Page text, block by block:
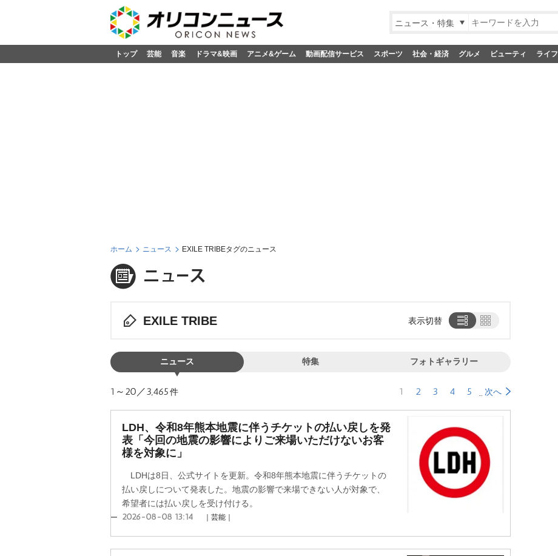
ニュース・特集
トップ 芸能 音楽 ドラマ&映画 アニメ&ゲーム 動画配信サービス スポーツ 社会・経済 グルメ ビューティ ライフ
ホーム ニュース EXILE TRIBEタグのニュース
EXILE TRIBE 表示切替
ニュース 特集 フォトギャラリー
1～20／3,465件 1 2 3 4 5 次へ
LDH、令和8年熊本地震に伴うチケットの払い戻しを発
表「今回の地震の影響によりご来場いただけないお客
様を対象に」
LDHは8日、公式サイトを更新。令和8年熊本地震に伴うチケットの
払い戻しについて発表した。地震の影響で来場できない人が対象で、
希望者には払い戻しを受け付ける。
2026-08-08 13:14 ｜芸能｜